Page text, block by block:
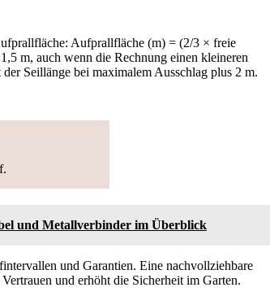
Aufprallfläche (m) = (2/3 × freie
m, auch wenn die Rechnung einen kleineren
Seillänge bei maximalem Ausschlag plus 2 m.
und Metallverbinder im Überblick
und Garantien. Eine nachvollziehbare
und erhöht die Sicherheit im Garten.